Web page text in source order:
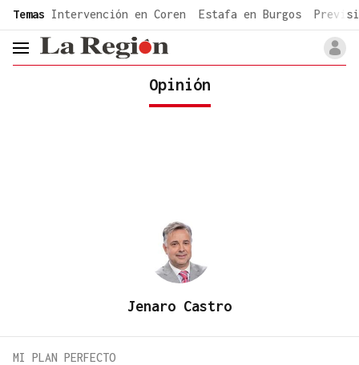
common.go-to-content
Temas Intervención en Coren Estafa en Burgos
header.menu.open
Opinión
Jenaro Castro
MI PLAN PERFECTO